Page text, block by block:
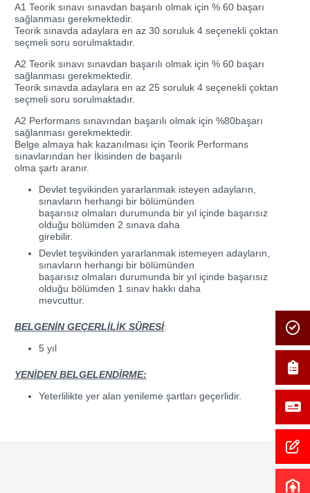
A1 Teorik sınavı sınavdan başarılı olmak için % 60 başarı
sağlanması gerekmektedir.
Teorik sınavda adaylara en az 30 soruluk 4 seçenekli çoktan
seçmeli soru sorulmaktadır.
A2 Teorik sınavı sınavdan başarılı olmak için % 60 başarı
sağlanması gerekmektedir.
Teorik sınavda adaylara en az 25 soruluk 4 seçenekli çoktan
seçmeli soru sorulmaktadır.
A2 Performans sınavından başarılı olmak için %80başarı
sağlanması gerekmektedir.
Belge almaya hak kazanılması için Teorik Performans
sınavlarından her İkisinden de başarılı
olma şartı aranır.
Devlet teşvikinden yararlanmak isteyen adayların,
sınavların herhangi bir bölümünden
başarısız olmaları durumunda bir yıl içinde başarısız
olduğu bölümden 2 sınava daha
girebilir.
Devlet teşvikinden yararlanmak istemeyen adayların,
sınavların herhangi bir bölümünden
başarısız olmaları durumunda bir yıl içinde başarısız
olduğu bölümden 1 sınav hakkı daha
mevcuttur.
BELGENİN GEÇERLİLİK SÜRESİ:
5 yıl
YENİDEN BELGELENDİRME:
Yeterlilikte yer alan yenileme şartları geçerlidir.